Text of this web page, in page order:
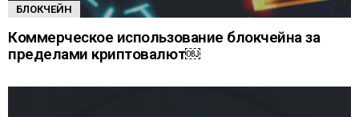
БЛОКЧЕЙН
Коммерческое использование блокчейна за
пределами криптовалют￼